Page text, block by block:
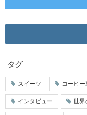
タグ
スイーツ コーヒー
インタビュー 世界